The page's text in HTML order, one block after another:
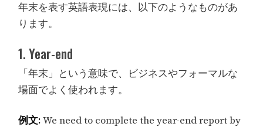
年末を表す英語表現には、以下のようなものがあ
ります。
1. Year-end
「年末」という意味で、ビジネスやフォーマルな
場面でよく使われます。
例文:We need to complete the year-end report by